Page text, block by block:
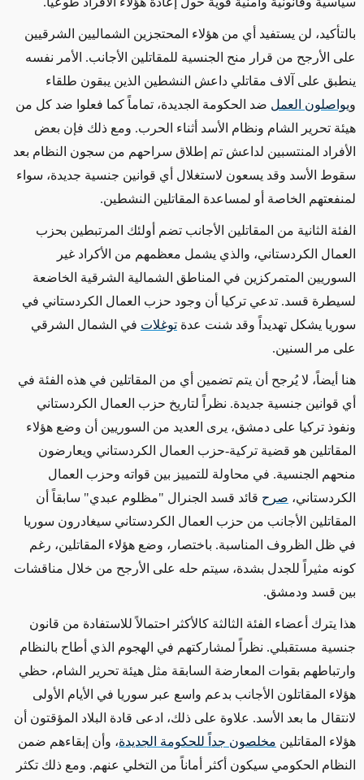
بالتأكيد، لن يستفيد أي من هؤلاء المحتجزين الشماليين الشرقيين
على الأرجح من قرار منح الجنسية للمقاتلين الأجانب. الأمر نفسه
ينطبق على آلاف مقاتلي داعش النشطين الذين يبقون طلقاء
ويواصلون العمل ضد الحكومة الجديدة، تماماً كما فعلوا ضد كل من
هيئة تحرير الشام ونظام الأسد أثناء الحرب. ومع ذلك فإن بعض
الأفراد المنتسبين لداعش تم إطلاق سراحهم من سجون النظام بعد
سقوط الأسد وقد يسعون لاستغلال أي قوانين جنسية جديدة، سواء
لمنفعتهم الخاصة أو لمساعدة المقاتلين النشطين.
الفئة الثانية من المقاتلين الأجانب تضم أولئك المرتبطين بحزب
العمال الكردستاني، والذي يشمل معظمهم من الأكراد غير
السوريين المتمركزين في المناطق الشمالية الشرقية الخاضعة
لسيطرة قسد. تدعي تركيا أن وجود حزب العمال الكردستاني في
سوريا يشكل تهديداً وقد شنت عدة توغلات في الشمال الشرقي
على مر السنين.
هنا أيضاً، لا يُرجح أن يتم تضمين أي من المقاتلين في هذه الفئة في
أي قوانين جنسية جديدة. نظراً لتاريخ حزب العمال الكردستاني
ونفوذ تركيا على دمشق، يرى العديد من السوريين أن وضع هؤلاء
المقاتلين هو قضية تركية-حزب العمال الكردستاني ويعارضون
منحهم الجنسية. في محاولة للتمييز بين قواته وحزب العمال
الكردستاني، صرح قائد قسد الجنرال "مظلوم عبدي" سابقاً أن
المقاتلين الأجانب من حزب العمال الكردستاني سيغادرون سوريا
في ظل الظروف المناسبة. باختصار، وضع هؤلاء المقاتلين، رغم
كونه مثيراً للجدل بشدة، سيتم حله على الأرجح من خلال مناقشات
بين قسد ودمشق.
هذا يترك أعضاء الفئة الثالثة كالأكثر احتمالاً للاستفادة من قانون
جنسية مستقبلي. نظراً لمشاركتهم في الهجوم الذي أطاح بالنظام
وارتباطهم بقوات المعارضة السابقة مثل هيئة تحرير الشام، حظي
هؤلاء المقاتلون الأجانب بدعم واسع عبر سوريا في الأيام الأولى
لانتقال ما بعد الأسد. علاوة على ذلك، ادعى قادة البلاد المؤقتون أن
هؤلاء المقاتلين مخلصون جداً للحكومة الجديدة، وأن إبقاءهم ضمن
النظام الحكومي سيكون أكثر أماناً من التخلي عنهم. ومع ذلك تكثر